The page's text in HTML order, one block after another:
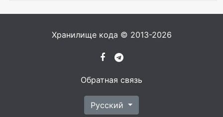
Хранилище кода © 2013-2026
Обратная связь
Русский